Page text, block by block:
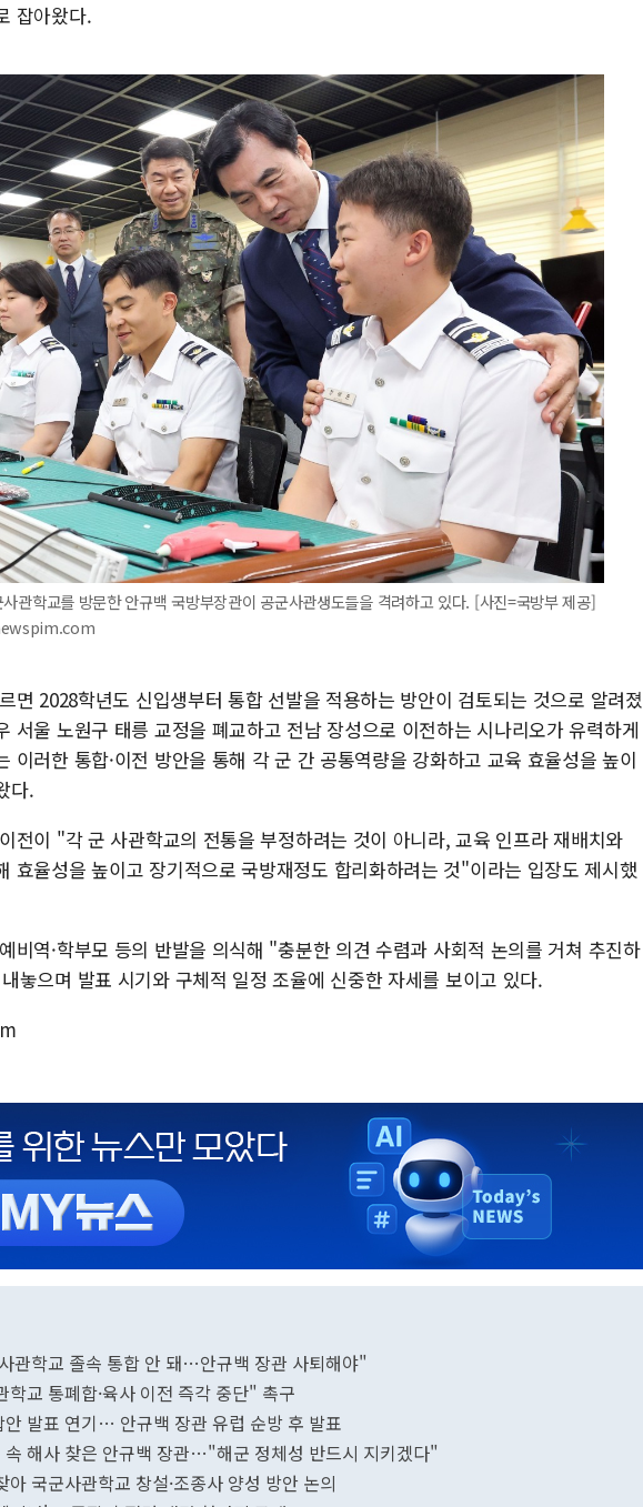
잡아왔다.
관학교를 방문한 안규백 국방부장관이 공군사관생도들을 격려하고 있다. [사진=국방부 제공]
면 2028학년도 신입생부터 통합 선발을 적용하는 방안이 검토되는 것으로 알려졌
서울 노원구 태릉 교정을 폐교하고 전남 장성으로 이전하는 시나리오가 유력하게
이러한 통합·이전 방안을 통해 각 군 간 공통역량을 강화하고 교육 효율성을 높이
다.
전이 "각 군 사관학교의 전통을 부정하려는 것이 아니라, 교육 인프라 재배치와
효율성을 높이고 장기적으로 국방재정도 합리화하려는 것"이라는 입장도 제시했
비역·학부모 등의 반발을 의식해 "충분한 의견 수렴과 사회적 논의를 거쳐 추진하
놓으며 발표 시기와 구체적 일정 조율에 신중한 자세를 보이고 있다.
관학교 졸속 통합 안 돼…안규백 장관 사퇴해야"
교 통폐합·육사 이전 즉각 중단" 촉구
발표 연기… 안규백 장관 유럽 순방 후 발표
속 해사 찾은 안규백 장관…"해군 정체성 반드시 지키겠다"
아 국군사관학교 창설·조종사 양성 방안 논의